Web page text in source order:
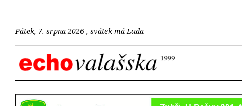
Pátek, 7. srpna 2026 , svátek má Lada